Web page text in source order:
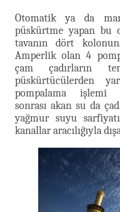
Otomatik ya da
püskürtme yapan bu
tavanın dört
Amperlik olan 4
çam çadırların
püskürtücülerden
pompalama işlemi
sonrası akan su da
yağmur suyu
kanallar aracılığıyla